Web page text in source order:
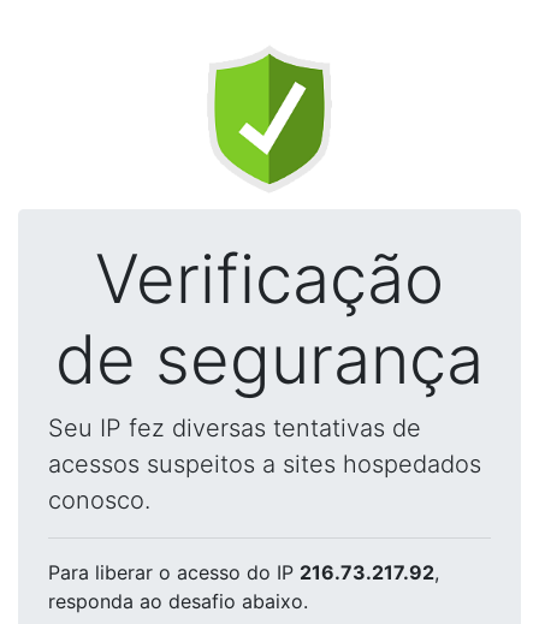
Verificação
de segurança
Seu IP fez diversas tentativas de
acessos suspeitos a sites hospedados
conosco.
Para liberar o acesso do IP 216.73.217.92,
responda ao desafio abaixo.